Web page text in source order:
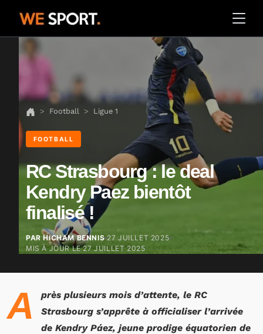
Football Ligue 1
FOOTBALL
RC Strasbourg : le deal
Kendry Paez bientôt
finalisé !
PAR HICHAM BENNIS 27 JUILLET 2025
MIS À JOUR LE27 JUILLET 2025
A
près plusieurs mois d’attente, le RC
Strasbourg s’apprête à officialiser l’arrivée
de Kendry Páez, jeune prodige équatorien de